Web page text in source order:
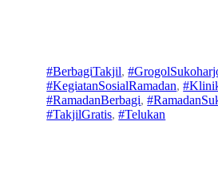
#BerbagiTakjil,
#KegiatanSosialRamadan,
#RamadanBerbagi,
#TakjilGratis, #Telukan